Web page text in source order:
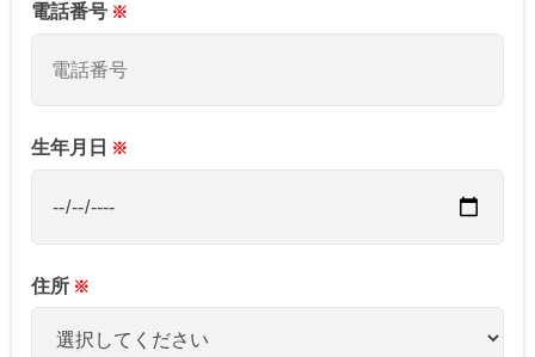
電話番号
生年月日
住所